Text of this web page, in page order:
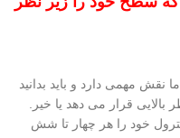
نقش مهمی دارد و باید بدانید
قرار می دهد یا خیر.
خود را هر چهار تا شش